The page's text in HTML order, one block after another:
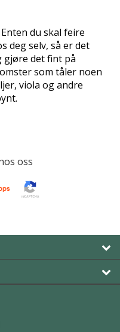
du skal feire
deg selv, så er det
gjøre det fint på
som tåler noen
viola og andre
oss